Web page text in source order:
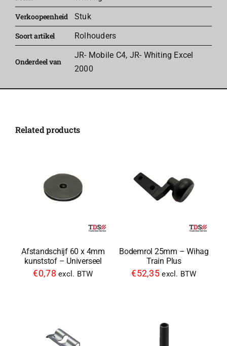
Verkoopeenheid
Stuk
Soort artikel
Rolhouders
Onderdeel van
JR- Mobile C4, JR- Whiting Excel
2000
Related products
Afstandschijf 60 x 4mm
kunststof – Universeel
€0,78 excl. BTW
Bodemrol 25mm – Wihag
Train Plus
€52,35 excl. BTW